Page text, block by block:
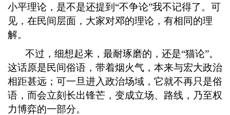
小平理论，是不是还提到“不争论”我不记得了。可
见，在民间层面，大家对邓的理论，有相同的理
解。
不过，细想起来，最耐琢磨的，还是“猫论”。
这话原是民间俗语，带着烟火气，本来与宏大政治
相距甚远；可一旦进入政治场域，它就不再只是俗
语，而会立刻长出锋芒，变成立场、路线，乃至权
力博弈的一部分。